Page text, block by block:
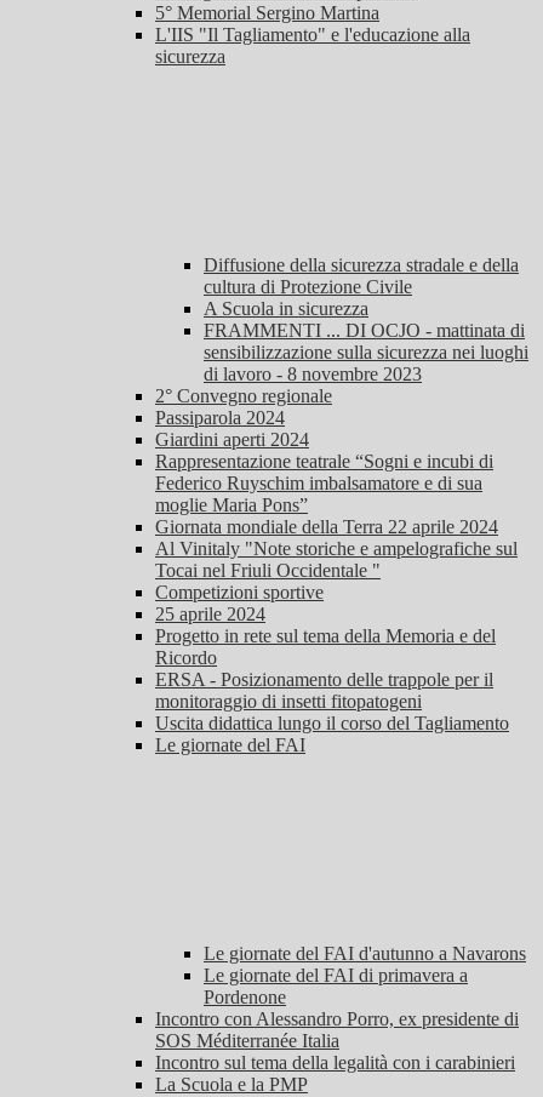
5° Memorial Sergino Martina
L'IIS "Il Tagliamento" e l'educazione alla
sicurezza
Diffusione della sicurezza stradale e della
cultura di Protezione Civile
A Scuola in sicurezza
FRAMMENTI ... DI OCJO - mattinata di
sensibilizzazione sulla sicurezza nei luoghi
di lavoro - 8 novembre 2023
2° Convegno regionale
Passiparola 2024
Giardini aperti 2024
Rappresentazione teatrale “Sogni e incubi di
Federico Ruyschim imbalsamatore e di sua
moglie Maria Pons”
Giornata mondiale della Terra 22 aprile 2024
Al Vinitaly "Note storiche e ampelografiche sul
Tocai nel Friuli Occidentale "
Competizioni sportive
25 aprile 2024
Progetto in rete sul tema della Memoria e del
Ricordo
ERSA - Posizionamento delle trappole per il
monitoraggio di insetti fitopatogeni
Uscita didattica lungo il corso del Tagliamento
Le giornate del FAI
Le giornate del FAI d'autunno a Navarons
Le giornate del FAI di primavera a
Pordenone
Incontro con Alessandro Porro, ex presidente di
SOS Méditerranée Italia
Incontro sul tema della legalità con i carabinieri
La Scuola e la PMP